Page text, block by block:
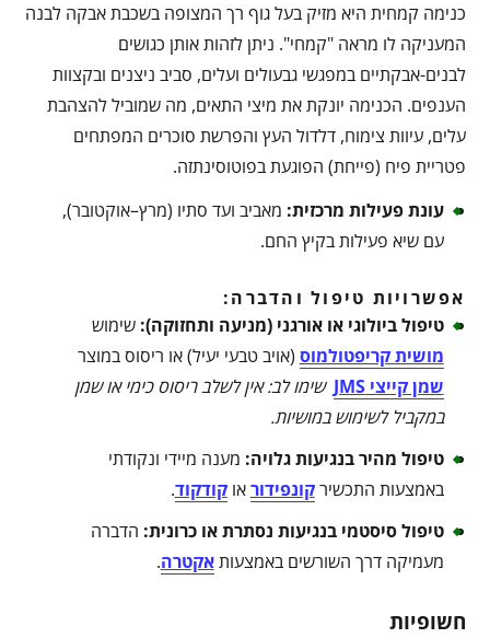
כנימה קמחית היא מזיק בעל גוף רך המצופה בשכבת אבקה לבנה
המעניקה לו מראה "קמחי". ניתן לזהות אותן כגושים
לבנים-אבקתיים במפגשי גבעולים ועלים, סביב ניצנים ובקצוות
הענפים. הכנימה יונקת את מיצי התאים, מה שמוביל להצהבת
עלים, עיוות צימוח, דלדול העץ והפרשת סוכרים המפתחים
פטריית פיח (פייחת) הפוגעת בפוטוסינתזה.
עונת פעילות מרכזית: מאביב ועד סתיו (מרץ–אוקטובר),
עם שיא פעילות בקיץ החם.
אפשרויות טיפול והדברה:
טיפול ביולוגי או אורגני (מניעה ותחזוקה): שימוש
מושית קריפטולמוס (אויב טבעי יעיל) או ריסוס במוצר
שמן קייצי JMS
שימו לב: אין לשלב ריסוס כימי או שמן
במקביל לשימוש במושיות.
טיפול מהיר בנגיעות גלויה: מענה מיידי ונקודתי
באמצעות התכשירקונפידוראוקודקוד.
טיפול סיסטמי בנגיעות נסתרת או כרונית: הדברה
מעמיקה דרך השורשים באמצעותאקטרה.
חשופיות